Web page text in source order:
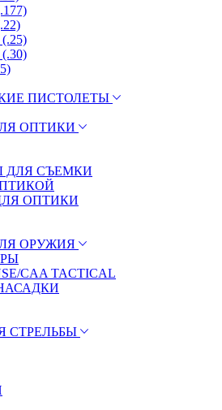
ПИСТОЛЕТЫ
ОПТИКИ
ДЛЯ СЪЕМКИ
ОПТИКИ
ОРУЖИЯ
CAA TACTICAL
СТРЕЛЬБЫ